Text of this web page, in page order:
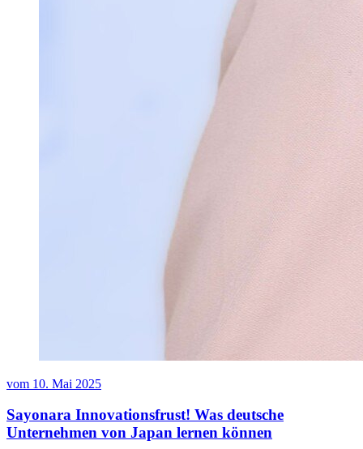
vom 10. Mai 2025
Sayonara Innovationsfrust! Was deutsche
Unternehmen von Japan lernen können